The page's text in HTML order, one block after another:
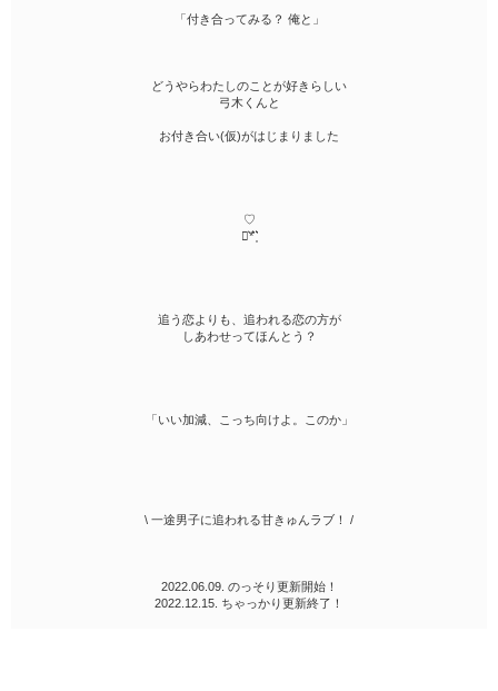
「付き合ってみる？ 俺と」
どうやらわたしのことが好きらしい
弓木くんと
お付き合い(仮)がはじまりました
♡
⋆͛*͛ ͙͛
追う恋よりも、追われる恋の方が
しあわせってほんとう？
「いい加減、こっち向けよ。このか」
\ 一途男子に追われる甘きゅんラブ！ /
2022.06.09. のっそり更新開始！
2022.12.15. ちゃっかり更新終了！